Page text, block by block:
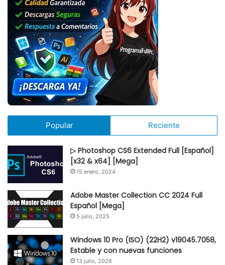
Popular Reciente
▷ Photoshop CS6 Extended Full [Español]
[x32 & x64] [Mega]
15 enero, 2024
Adobe Master Collection CC 2024 Full
Español [Mega]
5 julio, 2025
Windows 10 Pro (ISO) (22H2) v19045.7058,
Estable y con nuevas funciones
13 julio, 2026